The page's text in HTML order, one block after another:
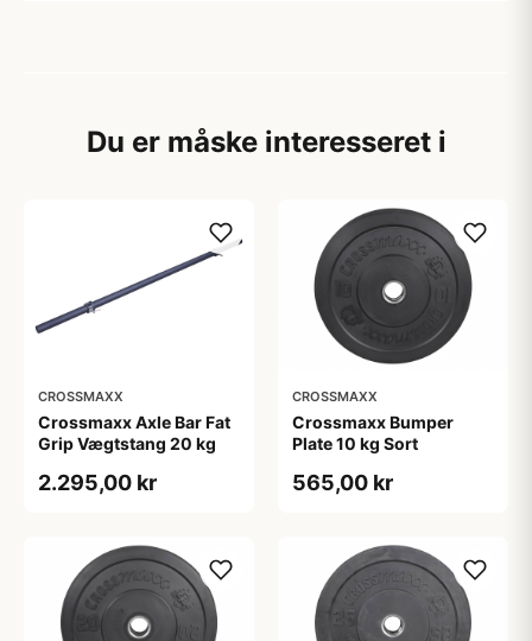
Du er måske interesseret i
CROSSMAXX
Crossmaxx Axle Bar Fat
Grip Vægtstang 20 kg
2.295,00 kr
CROSSMAXX
Crossmaxx Bumper
Plate 10 kg Sort
565,00 kr